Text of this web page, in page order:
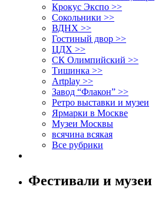
Крокус Экспо >>
Сокольники >>
ВДНХ >>
Гостиный двор >>
ЦДХ >>
СК Олимпийский >>
Тишинка >>
Artplay >>
Завод “Флакон” >>
Ретро выставки и музеи
Ярмарки в Москве
Музеи Москвы
всячина всякая
Все рубрики
Фестивали и музеи